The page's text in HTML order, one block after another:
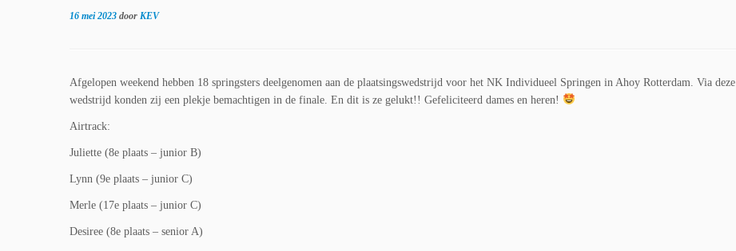
16 mei 2023 door KEV
Afgelopen weekend hebben 18 springsters deelgenomen aan de plaatsingswedstrijd voor het NK Individueel Springen in Ahoy Rotterdam. Via deze
wedstrijd konden zij een plekje bemachtigen in de finale. En dit is ze gelukt!! Gefeliciteerd dames en heren!
Airtrack:
Juliette (8e plaats – junior B)
Lynn (9e plaats – junior C)
Merle (17e plaats – junior C)
Desiree (8e plaats – senior A)